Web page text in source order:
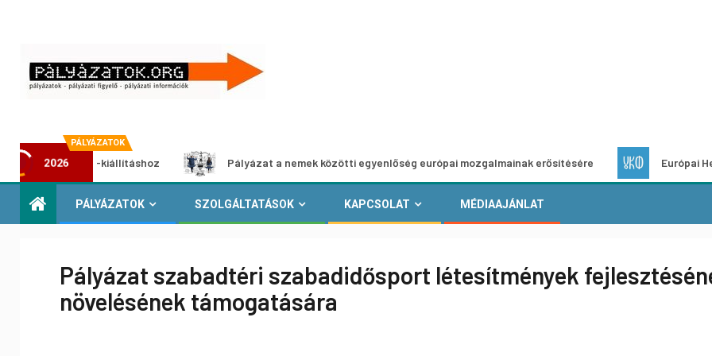
PÁLYÁZATOK
2026
kiállításhoz Pályázat a nemek közötti egyenlőség európai mozgalmainak erősítésére Európai Helyi
PÁLYÁZATOK SZOLGÁLTATÁSOK KAPCSOLAT MÉDIAAJÁNLAT
Pályázat szabadtéri szabadidősport létesítmények
növelésének támogatására